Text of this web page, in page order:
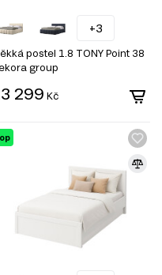
+3
postel 1.8 TONY Point 38
group
299 Kč